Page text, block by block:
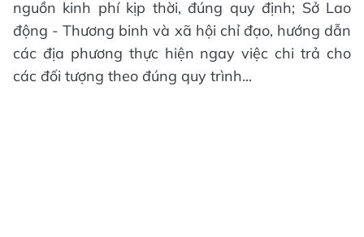
nguồn kinh phí kịp thời, đúng quy định; Sở Lao
động - Thương binh và xã hội chỉ đạo, hướng dẫn
các địa phương thực hiện ngay việc chi trả cho
các đối tượng theo đúng quy trình...